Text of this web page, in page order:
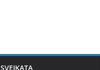
SVEIKATA